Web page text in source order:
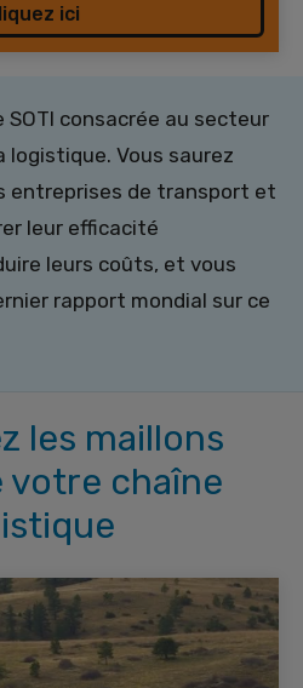
ici
SOTI consacrée au secteur
Vous saurez
entreprises de transport et
leur efficacité
leurs coûts, et vous
rapport mondial sur ce
les maillons
votre chaîne